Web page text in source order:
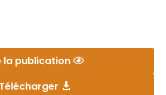
la publication
Télécharger